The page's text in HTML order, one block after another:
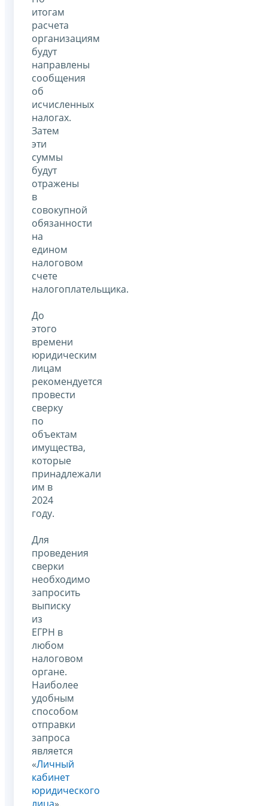
итогам
расчета
организациям
будут
направлены
сообщения
об
исчисленных
налогах.
Затем
эти
суммы
будут
отражены
в
совокупной
обязанности
на
едином
налоговом
счете
налогоплательщика.
До
этого
времени
юридическим
лицам
рекомендуется
провести
сверку
по
объектам
имущества,
которые
принадлежали
им в
2024
году.
Для
проведения
сверки
необходимо
запросить
выписку
из
ЕГРН в
любом
налоговом
органе.
Наиболее
удобным
способом
отправки
запроса
является
«Личный
кабинет
юридического
лица».